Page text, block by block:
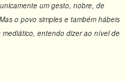
um gesto, nobre, de
o povo simples e também hábeis
entendo dizer ao nível de